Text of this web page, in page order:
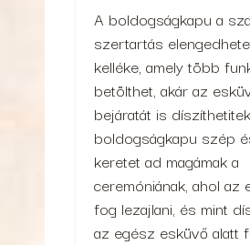
A boldogságkapu a
szertartás
kelléke, amely több
betölthet, akár az
bejáratát is
boldogságkapu szép
keretet ad magámak a
ceremóniának, ahol az
fog lezajlani, és mint
az egész esküvő alatt